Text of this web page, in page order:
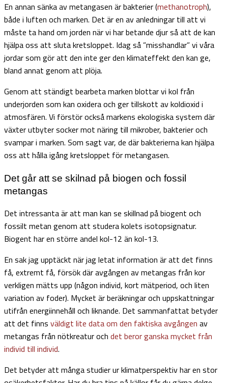
En annan sänka av metangasen är bakterier (methanotroph),
både i luften och marken. Det är en av anledningar till att vi
måste ta hand om jorden när vi har betande djur så att de kan
hjälpa oss att sluta kretsloppet. Idag så ”misshandlar” vi våra
jordar som gör att den inte ger den klimateffekt den kan ge,
bland annat genom att plöja.
Genom att ständigt bearbeta marken blottar vi kol från
underjorden som kan oxidera och ger tillskott av koldioxid i
atmosfären. Vi förstör också markens ekologiska system där
växter utbyter socker mot näring till mikrober, bakterier och
svampar i marken. Som sagt var, de där bakterierna kan hjälpa
oss att hålla igång kretsloppet för metangasen.
Det går att se skilnad på biogen och fossil
metangas
Det intressanta är att man kan se skillnad på biogent och
fossilt metan genom att studera kolets isotopsignatur.
Biogent har en större andel kol-12 än kol-13.
En sak jag upptäckt när jag letat information är att det finns
få, extremt få, försök där avgången av metangas från kor
verkligen mätts upp (någon individ, kort mätperiod, och liten
variation av foder). Mycket är beräkningar och uppskattningar
utifrån energiinnehåll och liknande. Det sammanfattat betyder
att det finns väldigt lite data om den faktiska avgången av
metangas från nötkreatur och det beror ganska mycket från
individ till individ.
Det betyder att många studier ur klimatperspektiv har en stor